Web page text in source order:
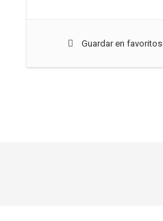
Guardar en favoritos